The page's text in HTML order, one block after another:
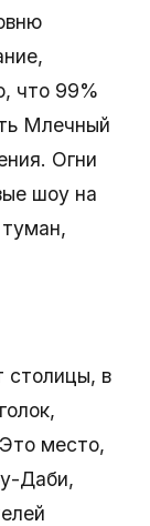
что 99%
Млечный
Огни
шоу на
столицы, в
место,
Даби,